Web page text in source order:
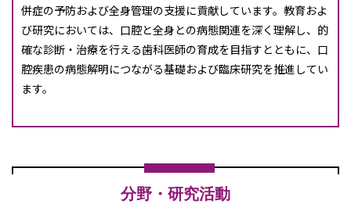
分野・研究活動
併症の予防および全身管理の支援に貢献しています。教育およ
び研究においては、口腔と全身との病態関連を深く理解し、的
確な診断・治療を行える歯科医師の育成を目指すとともに、口
腔疾患の病態解明につながる基礎および臨床研究を推進してい
ます。